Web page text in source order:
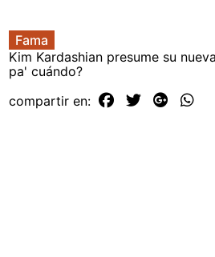
Fama
Kim Kardashian presume su
pa' cuándo?
compartir en: